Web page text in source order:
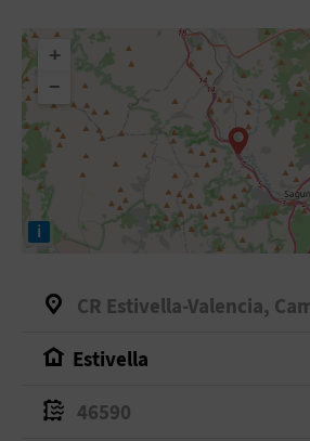
+
−
i
CR Estivella-Valencia,
Estivella
46590